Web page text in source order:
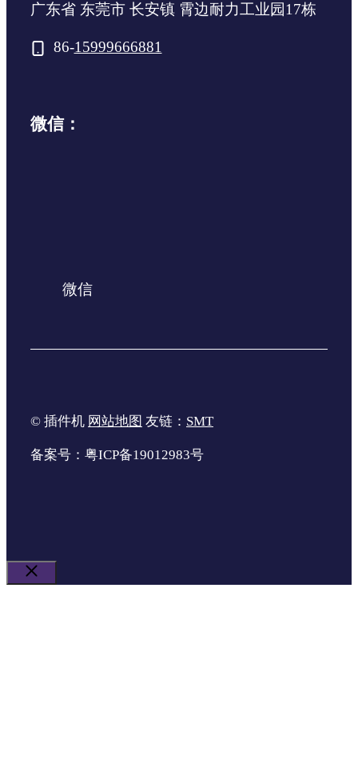
广东省 东莞市 长安镇 霄边耐力工业园17栋
86-15999666881
微信：
微信
© 插件机 网站地图 友链： SMT
备案号：粤ICP备19012983号